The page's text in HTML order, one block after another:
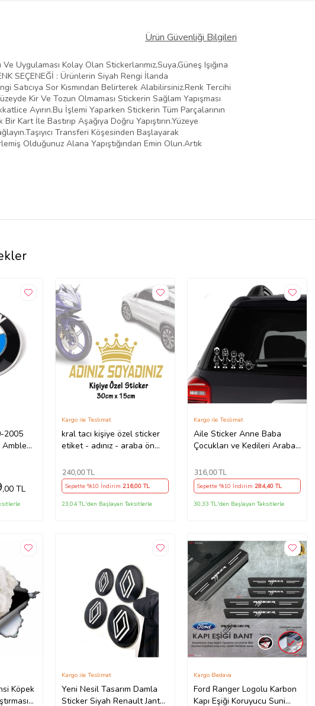
Ürün Güvenliği Bilgileri
Uygulaması Kolay Olan Stickerlarımız,Suya,Güneş Işığına
SEÇENEĞİ : Ürünlerin Siyah Rengi İlanda
Satıcıya Sor Kısmından Belirterek Alabilirsiniz.Renk Tercihi
Kir Ve Tozun Olmaması Stickerin Sağlam Yapışması
Ayırın.Bu İşlemi Yaparken Stickerin Tüm Parçalarının
Kart İle Bastırıp Aşağıya Doğru Yapıştırın.Yüzeye
Transferi Köşesinden Başlayarak
Olduğunuz Alana Yapıştığından Emin Olun.Artık
2005
,00 TL
kral tacı kişiye özel sticker
etiket - adınız - araba ön
Kargo ile Teslimat
240,00 TL
Sepette %10 İndirim216,00 TL
23,04 TL'den Başlayan Taksitlerle
Aile Sticker Anne Baba
Çocukları ve Kedileri Araba
Kargo ile Teslimat
316,00 TL
Sepette %10 İndirim284,40 TL
30,33 TL'den Başlayan Taksitlerle
Köpek
Yeni Nesil Tasarım Damla
Sticker Siyah Renault Jant
Kargo ile Teslimat
Ford Ranger Logolu Karbon
Kapı Eşiği Koruyucu Suni
Kargo Bedava